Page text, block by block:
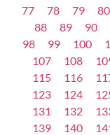
77
78 79 80
88
89 90
98
99 100
107
108
115
116
123
124
131
132
139
140